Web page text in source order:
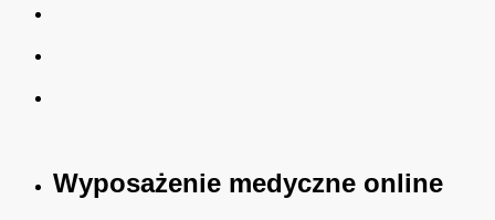
Wyposażenie medyczne online